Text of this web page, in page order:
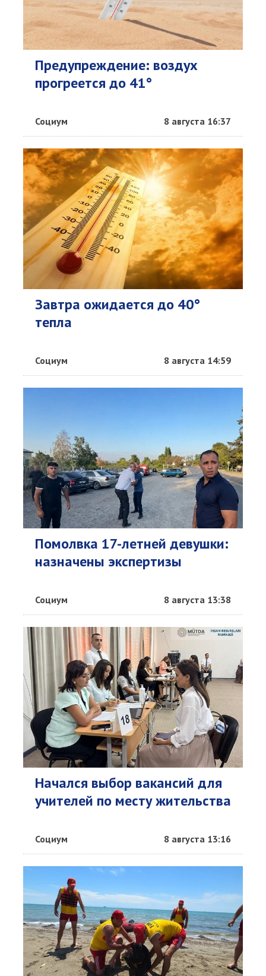
Предупреждение: воздух
прогреется до 41°
Социум 8 августа 16:37
Завтра ожидается до 40°
тепла
Социум 8 августа 14:59
Помолвка 17-летней девушки:
назначены экспертизы
Социум 8 августа 13:38
Начался выбор вакансий для
учителей по месту жительства
Социум 8 августа 13:16